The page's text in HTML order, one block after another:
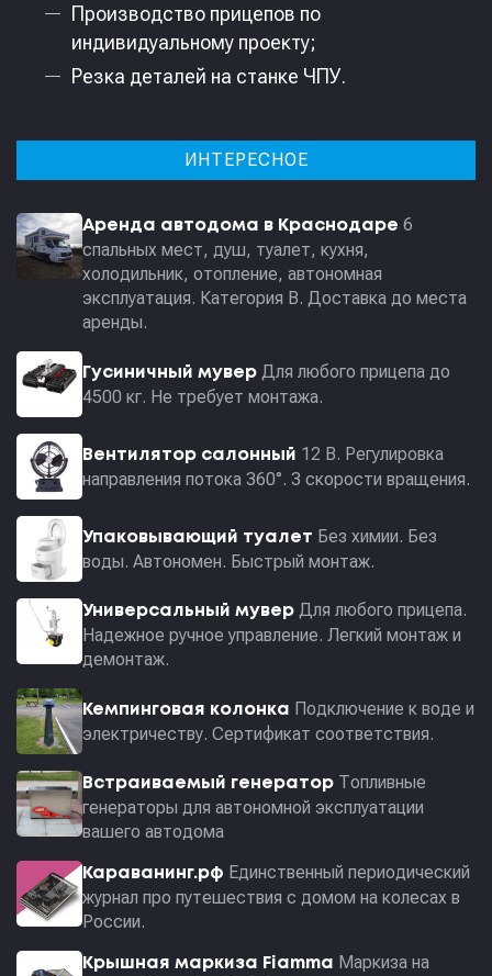
Производство прицепов по
индивидуальному проекту;
Резка деталей на станке ЧПУ.
ИНТЕРЕСНОЕ
Аренда автодома в Краснодаре 6
спальных мест, душ, туалет, кухня,
холодильник, отопление, автономная
эксплуатация. Категория В. Доставка до места
аренды.
Гусиничный мувер Для любого прицепа до
4500 кг. Не требует монтажа.
Вентилятор салонный 12 В. Регулировка
направления потока 360°. 3 скорости вращения.
Упаковывающий туалет Без химии. Без
воды. Автономен. Быстрый монтаж.
Универсальный мувер Для любого прицепа.
Надежное ручное управление. Легкий монтаж и
демонтаж.
Кемпинговая колонка Подключение к воде и
электричеству. Сертификат соответствия.
Встраиваемый генератор Топливные
генераторы для автономной эксплуатации
вашего автодома
Караванинг.рф Единственный периодический
журнал про путешествия с домом на колесах в
России.
Крышная маркиза Fiamma Маркиза на